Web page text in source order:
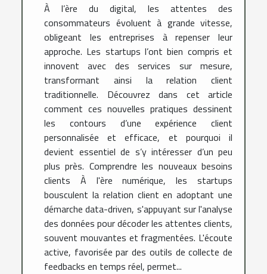
À l’ère du digital, les attentes des
consommateurs évoluent à grande vitesse,
obligeant les entreprises à repenser leur
approche. Les startups l’ont bien compris et
innovent avec des services sur mesure,
transformant ainsi la relation client
traditionnelle. Découvrez dans cet article
comment ces nouvelles pratiques dessinent
les contours d’une expérience client
personnalisée et efficace, et pourquoi il
devient essentiel de s’y intéresser d’un peu
plus près. Comprendre les nouveaux besoins
clients À l'ère numérique, les startups
bousculent la relation client en adoptant une
démarche data-driven, s'appuyant sur l'analyse
des données pour décoder les attentes clients,
souvent mouvantes et fragmentées. L'écoute
active, favorisée par des outils de collecte de
feedbacks en temps réel, permet...